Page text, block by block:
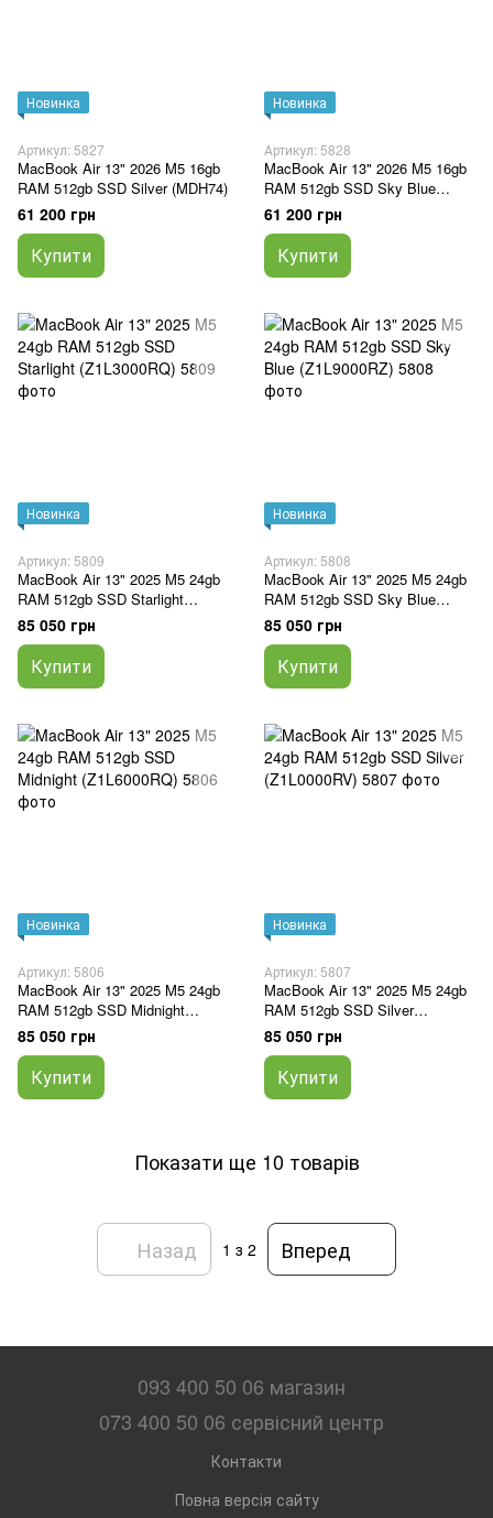
Новинка
Артикул: 5827
MacBook Air 13" 2026 M5 16gb
RAM 512gb SSD Silver (MDH74)
61 200 грн
Купити
Новинка
Артикул: 5828
MacBook Air 13" 2026 M5 16gb
RAM 512gb SSD Sky Blue
(MDHH4)
61 200 грн
Купити
Новинка
Артикул: 5809
MacBook Air 13" 2025 M5 24gb
RAM 512gb SSD Starlight
(Z1L3000RQ)
85 050 грн
Купити
Новинка
Артикул: 5808
MacBook Air 13" 2025 M5 24gb
RAM 512gb SSD Sky Blue
(Z1L9000RZ)
85 050 грн
Купити
Новинка
Артикул: 5806
MacBook Air 13" 2025 M5 24gb
RAM 512gb SSD Midnight
(Z1L6000RQ)
85 050 грн
Купити
Новинка
Артикул: 5807
MacBook Air 13" 2025 M5 24gb
RAM 512gb SSD Silver
(Z1L0000RV)
85 050 грн
Купити
Показати ще 10 товарів
Назад 1 з 2 Вперед
093 400 50 06 магазин
073 400 50 06 сервісний центр
Контакти
Повна версія сайту